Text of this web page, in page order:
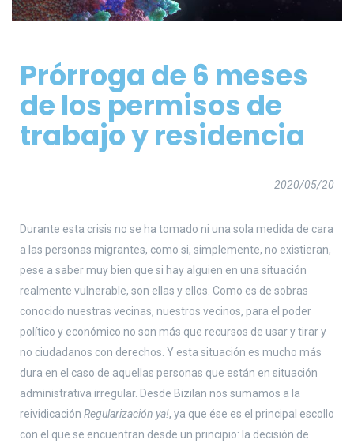
Prórroga de 6 meses
de los permisos de
trabajo y residencia
2020/05/20
Durante esta crisis no se ha tomado ni una sola medida de cara
a las personas migrantes, como si, simplemente, no existieran,
pese a saber muy bien que si hay alguien en una situación
realmente vulnerable, son ellas y ellos. Como es de sobras
conocido nuestras vecinas, nuestros vecinos, para el poder
político y económico no son más que recursos de usar y tirar y
no ciudadanos con derechos. Y esta situación es mucho más
dura en el caso de aquellas personas que están en situación
administrativa irregular. Desde Bizilan nos sumamos a la
reividicación Regularización ya!, ya que ése es el principal escollo
con el que se encuentran desde un principio: la decisión de